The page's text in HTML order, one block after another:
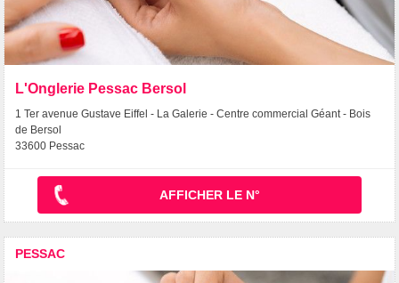
L'Onglerie Pessac Bersol
1 Ter avenue Gustave Eiffel - La Galerie - Centre commercial Géant - Bois
de Bersol
33600 Pessac
AFFICHER LE N°
PESSAC